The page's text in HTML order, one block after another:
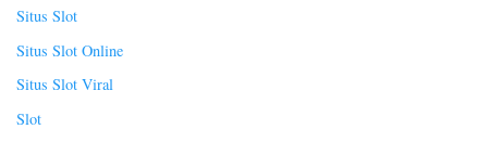
Situs Slot
Situs Slot Online
Situs Slot Viral
Slot